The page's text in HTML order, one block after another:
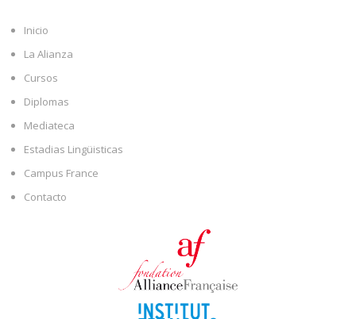
Inicio
La Alianza
Cursos
Diplomas
Mediateca
Estadias Lingüisticas
Campus France
Contacto